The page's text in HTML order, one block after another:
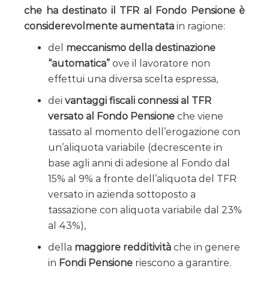
che ha destinato il TFR al Fondo Pensione è
considerevolmente aumentata in ragione:
del meccanismo della destinazione
“automatica” ove il lavoratore non
effettui una diversa scelta espressa,
dei vantaggi fiscali connessi al TFR
versato al Fondo Pensione che viene
tassato al momento dell’erogazione con
un’aliquota variabile (decrescente in
base agli anni di adesione al Fondo dal
15% al 9% a fronte dell’aliquota del TFR
versato in azienda sottoposto a
tassazione con aliquota variabile dal 23%
al 43%),
della maggiore redditività che in genere
in Fondi Pensione riescono a garantire.